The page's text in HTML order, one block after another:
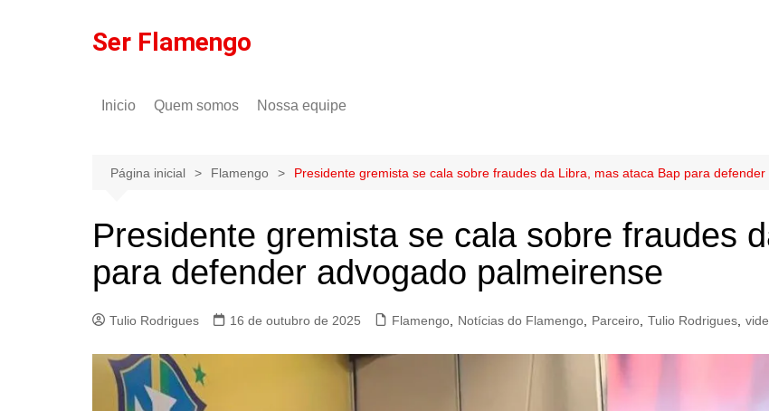
Ser Flamengo
Inicio Quem somos
Política de privacidade
Nossa equipe
Gilson Lima
Página inicial Flamengo Presidente gremista se cala sobre fraudes da Libra, mas ataca Bap para
Presidente gremista se cala sobre fraudes
para defender advogado palmeirense
Tulio Rodrigues 16 de outubro de 2025 Flamengo Notícias do Flamengo Parceiro Tulio Rodrigues